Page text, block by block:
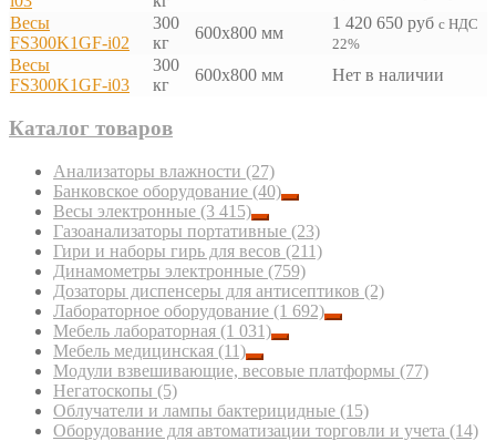
Весы
FS300K1GF-i02
300
кг
600x800 мм
1 420 650 руб с НДС
22%
Весы
FS300K1GF-i03
300
кг
600x800 мм Нет в наличии
Каталог товаров
Анализаторы влажности (27)
Банковское оборудование (40)
Весы электронные (3 415)
Газоанализаторы портативные (23)
Гири и наборы гирь для весов (211)
Динамометры электронные (759)
Дозаторы диспенсеры для антисептиков (2)
Лабораторное оборудование (1 692)
Мебель лабораторная (1 031)
Мебель медицинская (11)
Модули взвешивающие, весовые платформы (77)
Негатоскопы (5)
Облучатели и лампы бактерицидные (15)
Оборудование для автоматизации торговли и учета (14)